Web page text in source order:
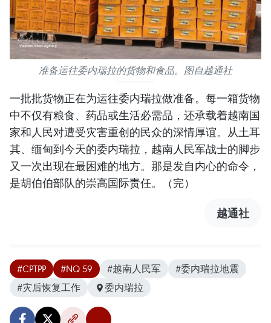
准备运往委内瑞拉的货物和食品。图自越通社
一批批货物正在为运往委内瑞拉做准备。每一箱货物
中不仅有粮食、药品或生活必需品，还承载着越南国
家和人民对遭受灾害重创的民众的深情厚谊。从土耳
其、缅甸到今天的委内瑞拉，越南人民军战士的脚步
又一次出现在最困难的地方。那是发自内心的命令，
是胡伯伯部队的崇高国际责任。（完）
越通社
#CPTPP #NQ 59 #越南人民军
#委内瑞拉地震
#灾后恢复工作
委内瑞拉